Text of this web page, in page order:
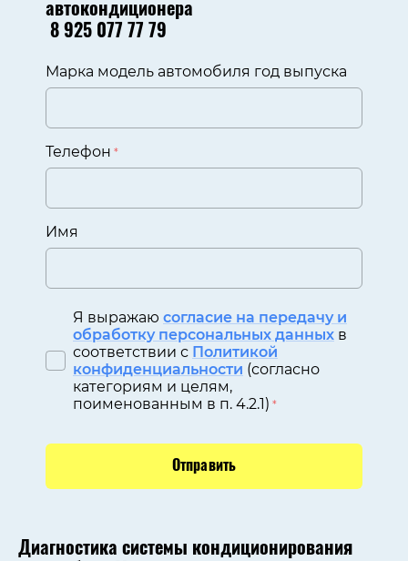
автокондиционера
8 925 077 77 79
Марка модель автомобиля год выпуска
Телефон *
Имя
Я выражаю согласие на передачу и
обработку персональных данных в
соответствии с Политикой
конфиденциальности (согласно
категориям и целям,
поименованным в п. 4.2.1) *
Отправить
Диагностика системы кондиционирования